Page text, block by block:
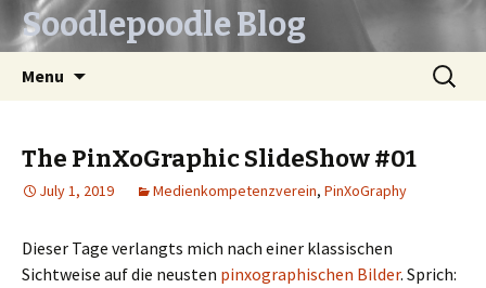
Soodlepoodle Blog
Menu
Search
for:
The PinXoGraphic SlideShow #01
July 1, 2019 Medienkompetenzverein, PinXoGraphy
Dieser Tage verlangts mich nach einer klassischen
Sichtweise auf die neusten pinxographischen Bilder. Sprich: